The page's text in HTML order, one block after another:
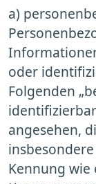
a)
oder
Folgenden
angesehen,
Kennung wie